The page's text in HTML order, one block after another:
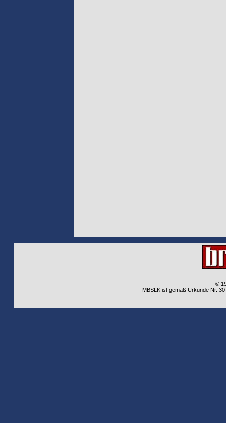
©
MBSLK ist gemäß Urkunde Nr.